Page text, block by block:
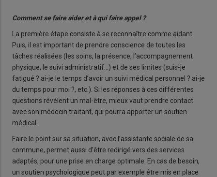
Comment se faire aider et à qui faire appel ?
La première étape consiste à se reconnaître comme aidant.
Puis, il est important de prendre conscience de toutes les
tâches réalisées (les soins, la présence, l’accompagnement
physique, le suivi administratif…) et de ses limites (suis-je
fatigué ? ai-je le temps d’avoir un suivi médical personnel ? ai-je
du temps pour moi ?, etc.). Si les réponses à ces différentes
questions révèlent un mal-être, mieux vaut prendre contact
avec son médecin traitant, qui pourra apporter un soutien
médical.
Faire le point sur sa situation, avec l’assistante sociale de sa
commune, permet aussi d’être redirigé vers des services
adaptés, pour une prise en charge optimale. En cas de besoin,
un soutien psychologique peut par exemple être mis en place